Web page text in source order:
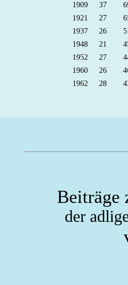
1909
37
1921
27
1937
26
1948
21
1952
27
1960
26
1962
28
Beiträge
der